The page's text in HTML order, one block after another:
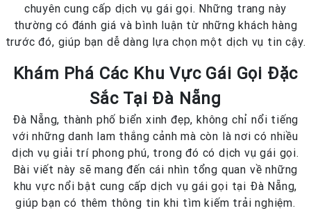
chuyên cung cấp dịch vụ gái gọi. Những trang này
thường có đánh giá và bình luận từ những khách hàng
trước đó, giúp bạn dễ dàng lựa chọn một dịch vụ tin cậy.
Khám Phá Các Khu Vực Gái Gọi Đặc
Sắc Tại Đà Nẵng
Đà Nẵng, thành phố biển xinh đẹp, không chỉ nổi tiếng
với những danh lam thắng cảnh mà còn là nơi có nhiều
dịch vụ giải trí phong phú, trong đó có dịch vụ gái gọi.
Bài viết này sẽ mang đến cái nhìn tổng quan về những
khu vực nổi bật cung cấp dịch vụ gái gọi tại Đà Nẵng,
giúp bạn có thêm thông tin khi tìm kiếm trải nghiệm.